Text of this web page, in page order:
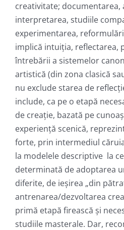
creativitate; documentarea,
interpretarea, studiile
experimentarea,
implică intuiția, reflectarea,
întrebării a sistemelor
artistică (din zona clasică
nu exclude starea de
include, ca pe o etapă
de creație, bazată pe
experiență scenică,
forte, prin intermediul
la modelele descriptive la
determinată de adoptarea
diferite, de ieșirea „din
antrenarea/dezvoltarea
primă etapă firească și
studiile masterale. Dar,